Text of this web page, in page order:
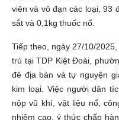
viên và vỏ đạn các loại, 93
sắt và 0,1kg thuốc nổ.
Tiếp theo, ngày 27/10/
trú tại TDP Kiệt Đoài,
đê địa bàn và tự nguyện
kim loại. Việc người dân
nộp vũ khí, vật liệu nổ,
nhiệm cao, ý thức chấp